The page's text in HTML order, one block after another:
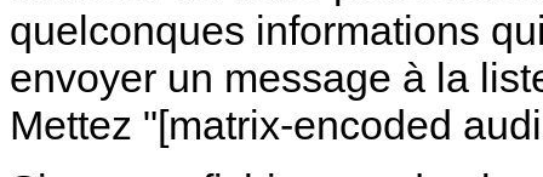
quelconques informations
envoyer un message à la
Mettez "[matrix-encoded